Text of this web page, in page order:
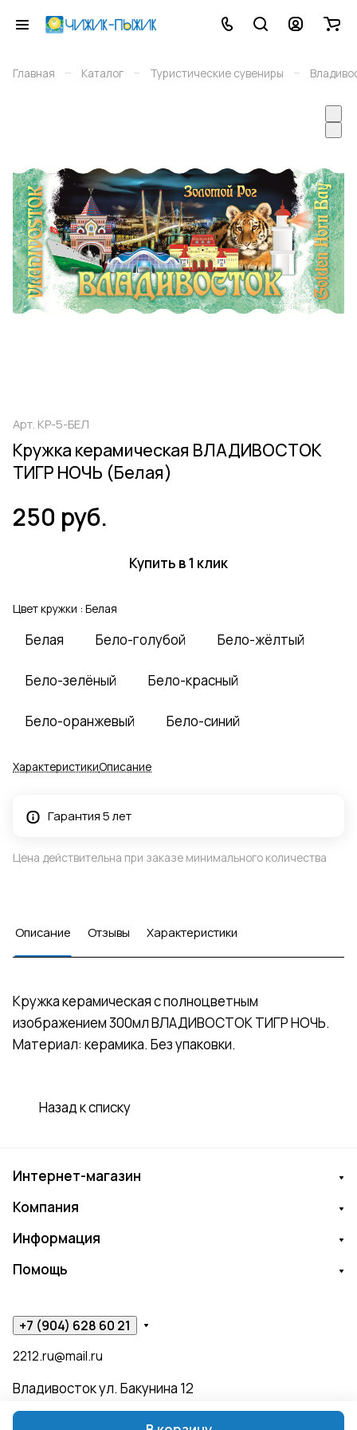
Главная – Каталог – Туристические сувениры –
Арт. КР-5-БЕЛ
Кружка керамическая ВЛАДИВОСТОК
ТИГР НОЧЬ (Белая)
250 руб.
Купить в 1 клик
Цвет кружки : Белая
Белая Бело-голубой Бело-жёлтый
Бело-зелёный Бело-красный
Бело-оранжевый Бело-синий
ХарактеристикиОписание
Гарантия 5 лет
Цена действительна при заказе минимального количества
Описание Отзывы Характеристики
Кружка керамическая с полноцветным
изображением 300мл ВЛАДИВОСТОК ТИГР НОЧЬ.
Материал: керамика. Без упаковки.
Назад к списку
Интернет-магазин
Компания
Информация
Помощь
+7 (904) 628 60 21
2212.ru@mail.ru
Владивосток ул. Бакунина 12